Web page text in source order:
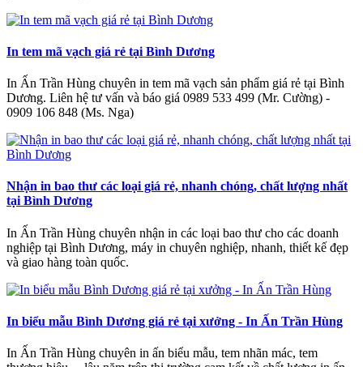
In tem mã vạch giá rẻ tại Bình Dương
In Ấn Trần Hùng chuyên in tem mã vạch sản phẩm giá rẻ tại Bình
Dương. Liên hệ tư vấn và báo giá 0989 533 499 (Mr. Cường) -
0909 106 848 (Ms. Nga)
Nhận in bao thư các loại giá rẻ, nhanh chóng, chất lượng nhất
tại Bình Dương
In Ấn Trần Hùng chuyên nhận in các loại bao thư cho các doanh
nghiệp tại Bình Dương, máy in chuyên nghiệp, nhanh, thiết kế đẹp
và giao hàng toàn quốc.
In biểu mẫu Bình Dương giá rẻ tại xưởng - In Ấn Trần Hùng
In Ấn Trần Hùng chuyên in ấn biểu mẫu, tem nhãn mác, tem